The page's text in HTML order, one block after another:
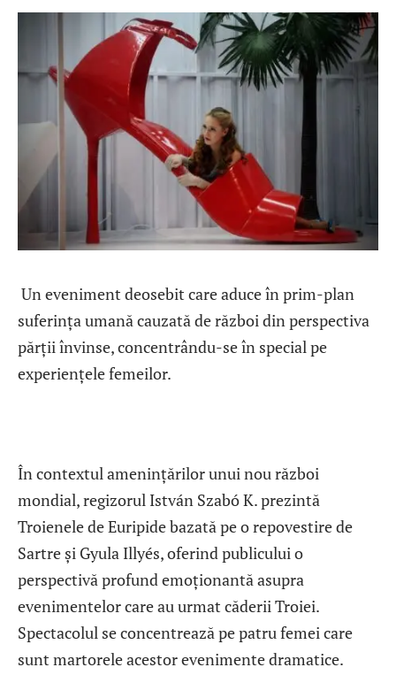
Un eveniment deosebit care aduce în prim-plan
suferința umană cauzată de război din perspectiva
părții învinse, concentrându-se în special pe
experiențele femeilor.
În contextul amenințărilor unui nou război
mondial, regizorul István Szabó K. prezintă
Troienele de Euripide bazată pe o repovestire de
Sartre și Gyula Illyés, oferind publicului o
perspectivă profund emoționantă asupra
evenimentelor care au urmat căderii Troiei.
Spectacolul se concentrează pe patru femei care
sunt martorele acestor evenimente dramatice.